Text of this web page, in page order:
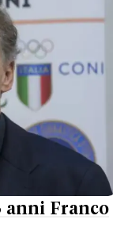
anni Franco